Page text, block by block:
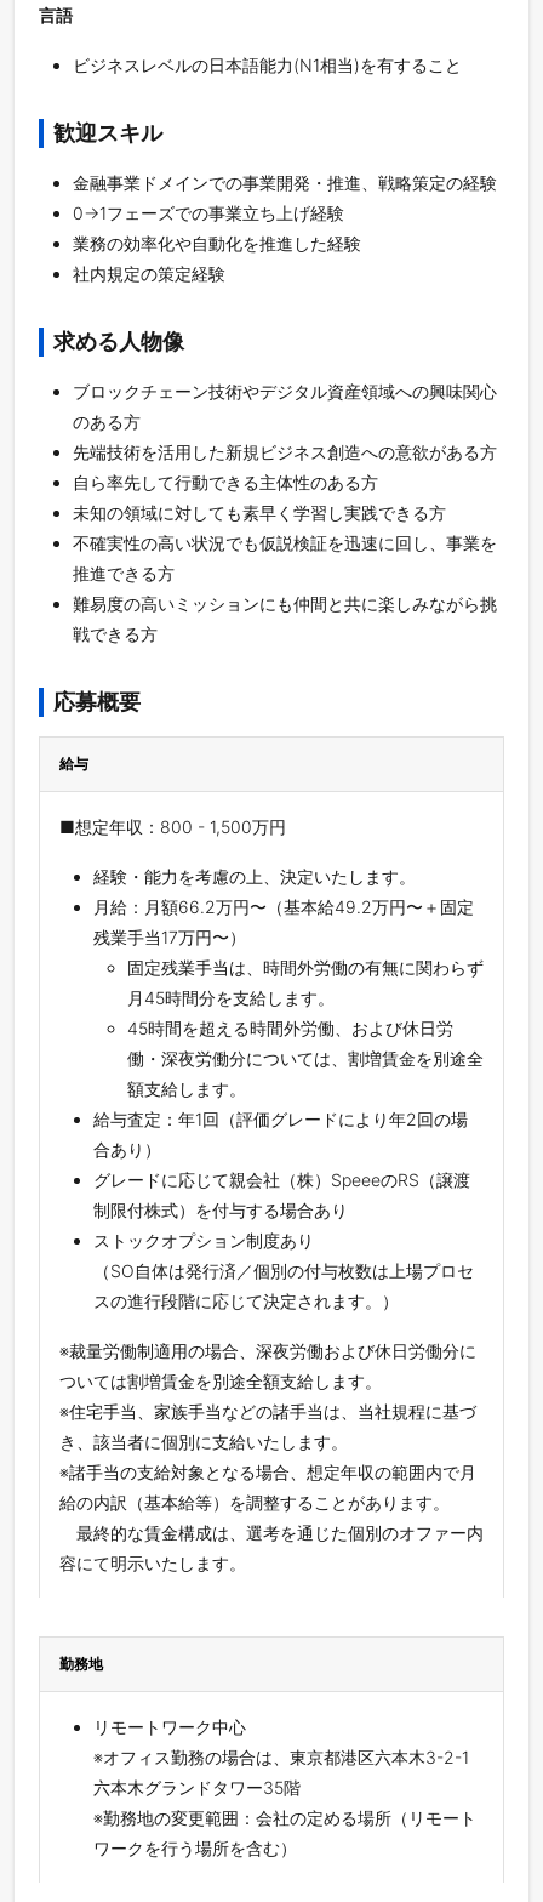
言語
ビジネスレベルの日本語能力(N1相当)を有すること
歓迎スキル
金融事業ドメインでの事業開発・推進、戦略策定の経験
0→1フェーズでの事業立ち上げ経験
業務の効率化や自動化を推進した経験
社内規定の策定経験
求める人物像
ブロックチェーン技術やデジタル資産領域への興味関心
のある方
先端技術を活用した新規ビジネス創造への意欲がある方
自ら率先して行動できる主体性のある方
未知の領域に対しても素早く学習し実践できる方
不確実性の高い状況でも仮説検証を迅速に回し、事業を
推進できる方
難易度の高いミッションにも仲間と共に楽しみながら挑
戦できる方
応募概要
給与
■想定年収：800 - 1,500万円
経験・能力を考慮の上、決定いたします。
月給：月額66.2万円〜（基本給49.2万円〜＋固定
残業手当17万円〜）
固定残業手当は、時間外労働の有無に関わらず
月45時間分を支給します。
45時間を超える時間外労働、および休日労
働・深夜労働分については、割増賃金を別途全
額支給します。
給与査定：年1回（評価グレードにより年2回の場
合あり）
グレードに応じて親会社（株）SpeeeのRS（譲渡
制限付株式）を付与する場合あり
ストックオプション制度あり
（SO自体は発行済／個別の付与枚数は上場プロセ
スの進行段階に応じて決定されます。）
※裁量労働制適用の場合、深夜労働および休日労働分に
ついては割増賃金を別途全額支給します。
※住宅手当、家族手当などの諸手当は、当社規程に基づ
き、該当者に個別に支給いたします。
※諸手当の支給対象となる場合、想定年収の範囲内で月
給の内訳（基本給等）を調整することがあります。
最終的な賃金構成は、選考を通じた個別のオファー内
容にて明示いたします。
勤務地
リモートワーク中心
※オフィス勤務の場合は、東京都港区六本木3-2-1
六本木グランドタワー35階
※勤務地の変更範囲：会社の定める場所（リモート
ワークを行う場所を含む）